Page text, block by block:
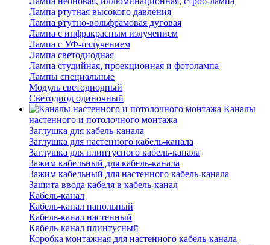
Лампа ртутная высокого давления
Лампа ртутно-вольфрамовая дуговая
Лампа с инфракрасным излучением
Лампа с УФ-излучением
Лампа светодиодная
Лампа студийная, проекционная и фотолампа
Лампы специальные
Модуль светодиодный
Светодиод одиночный
Каналы
настенного и потолочного монтажа
Заглушка для кабель-канала
Заглушка для настенного кабель-канала
Заглушка для плинтусного кабель-канала
Зажим кабельный для кабель-канала
Зажим кабельный для настенного кабель-канала
Защита ввода кабеля в кабель-канал
Кабель-канал
Кабель-канал напольный
Кабель-канал настенный
Кабель-канал плинтусный
Коробка монтажная для настенного кабель-канала